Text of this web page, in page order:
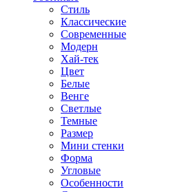
Стиль
Классические
Современные
Модерн
Хай-тек
Цвет
Белые
Венге
Светлые
Темные
Размер
Мини стенки
Форма
Угловые
Особенности